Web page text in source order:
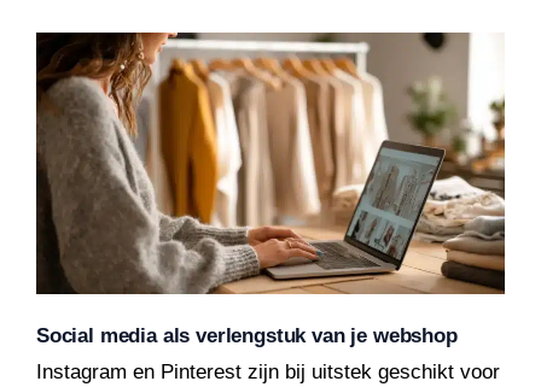
Social media als verlengstuk van je webshop
Instagram en Pinterest zijn bij uitstek geschikt voor